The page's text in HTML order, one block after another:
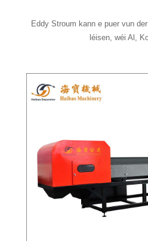
Eddy Stroum kann e puer vun
léisen, wéi Al,